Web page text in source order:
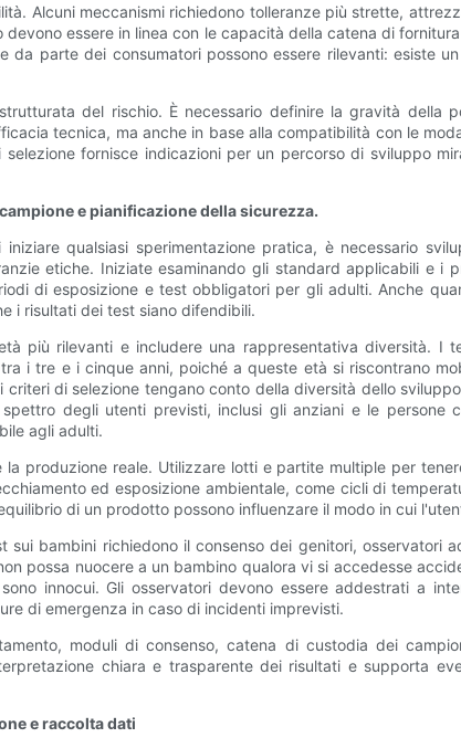
Alcuni meccanismi richiedono tolleranze più strette,
essere in linea con le capacità della catena di
parte dei consumatori possono essere rilevanti: esiste
del rischio. È necessario definire la gravità della
tecnica, ma anche in base alla compatibilità con le
fornisce indicazioni per un percorso di sviluppo
e pianificazione della sicurezza.
qualsiasi sperimentazione pratica, è necessario
etiche. Iniziate esaminando gli standard applicabili e i
di esposizione e test obbligatori per gli adulti. Anche
i risultati dei test siano difendibili.
più rilevanti e includere una rappresentativa diversità. I
i tre e i cinque anni, poiché a queste età si riscontrano
di selezione tengano conto della diversità dello
degli utenti previsti, inclusi gli anziani e le persone
agli adulti.
produzione reale. Utilizzare lotti e partite multiple per
ed esposizione ambientale, come cicli di
di un prodotto possono influenzare il modo in cui
bambini richiedono il consenso dei genitori, osservatori
possa nuocere a un bambino qualora vi si accedesse
innocui. Gli osservatori devono essere addestrati a
di emergenza in caso di incidenti imprevisti.
moduli di consenso, catena di custodia dei
chiara e trasparente dei risultati e supporta
e raccolta dati